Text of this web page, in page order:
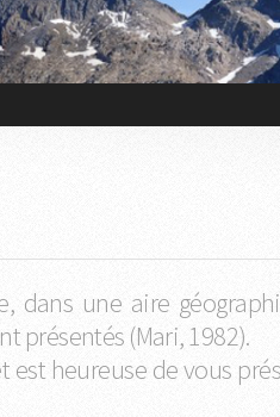
dans une aire
présentés (Mari, 1982).
est heureuse de vous